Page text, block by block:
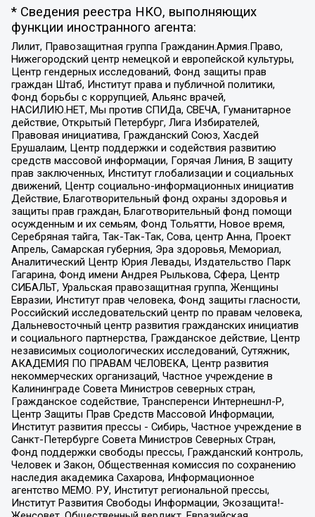
* Сведения реестра НКО, выполняющих
функции иностранного агента:
Лилит, Правозащитная группа Гражданин.Армия.Право,
Нижегородский центр немецкой и европейской культуры,
Центр гендерных исследований, Фонд защиты прав
граждан Штаб, Институт права и публичной политики,
Фонд борьбы с коррупцией, Альянс врачей,
НАСИЛИЮ.НЕТ, Мы против СПИДа, СВЕЧА, Гуманитарное
действие, Открытый Петербург, Лига Избирателей,
Правовая инициатива, Гражданский Союз, Хасдей
Ерушалаим, Центр поддержки и содействия развитию
средств массовой информации, Горячая Линия, В защиту
прав заключенных, Институт глобализации и социальных
движений, Центр социально-информационных инициатив
Действие, Благотворительный фонд охраны здоровья и
защиты прав граждан, Благотворительный фонд помощи
осужденным и их семьям, Фонд Тольятти, Новое время,
Серебряная тайга, Так-Так-Так, Сова, центр Анна, Проект
Апрель, Самарская губерния, Эра здоровья, Мемориал,
Аналитический Центр Юрия Левады, Издательство Парк
Гагарина, Фонд имени Андрея Рылькова, Сфера, Центр
СИБАЛЬТ, Уральская правозащитная группа, Женщины
Евразии, Институт прав человека, Фонд защиты гласности,
Российский исследовательский центр по правам человека,
Дальневосточный центр развития гражданских инициатив
и социального партнерства, Гражданское действие, Центр
независимых социологических исследований, Сутяжник,
АКАДЕМИЯ ПО ПРАВАМ ЧЕЛОВЕКА, Центр развития
некоммерческих организаций, Частное учреждение в
Калининграде Совета Министров северных стран,
Гражданское содействие, Трансперенси Интернешнл-Р,
Центр Защиты Прав Средств Массовой Информации,
Институт развития прессы - Сибирь, Частное учреждение в
Санкт-Петербурге Совета Министров Северных Стран,
Фонд поддержки свободы прессы, Гражданский контроль,
Человек и Закон, Общественная комиссия по сохранению
наследия академика Сахарова, Информационное
агентство МЕМО. РУ, Институт региональной прессы,
Институт Развития Свободы Информации, Экозащита!-